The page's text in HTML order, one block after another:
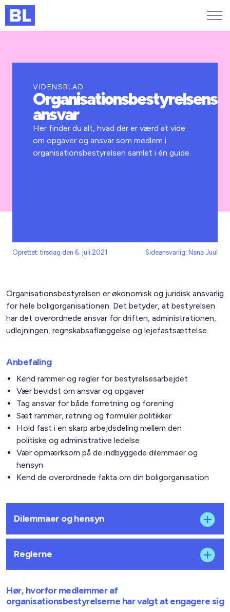
Kurser og arrangementer
Jobportalen
VIDENSBLAD
Organisationsbestyrelsens
ansvar
Her finder du alt, hvad der er værd at vide
om opgaver og ansvar som medlem i
organisationsbestyrelsen samlet i én guide.
Oprettet: tirsdag den 6. juli 2021 Sideansvarlig: Nana Juul
Organisationsbestyrelsen er økonomisk og juridisk ansvarlig
for hele boligorganisationen. Det betyder, at bestyrelsen
har det overordnede ansvar for driften, administrationen,
udlejningen, regnskabsaflæggelse og lejefastsættelse.
Anbefaling
Kend rammer og regler for bestyrelsesarbejdet
Vær bevidst om ansvar og opgaver
Tag ansvar for både forretning og forening
Sæt rammer, retning og formuler politikker
Hold fast i en skarp arbejdsdeling mellem den
politiske og administrative ledelse
Vær opmærksom på de indbyggede dilemmaer og
hensyn
Kend de overordnede fakta om din boligorganisation
Dilemmaer og hensyn
Reglerne
Hør, hvorfor medlemmer af
organisationsbestyrelserne har valgt at engagere sig